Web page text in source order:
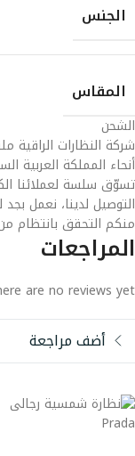
الجنس
المقاس
الشحن
شركة النظارات
أنحاء المملكة العربية
تسوّق سلسة لعملائنا
التوصيل لدينا، نعمل
منكم التحقق بانتظام
المراجعات
are no reviews yet
أضف مراجعة